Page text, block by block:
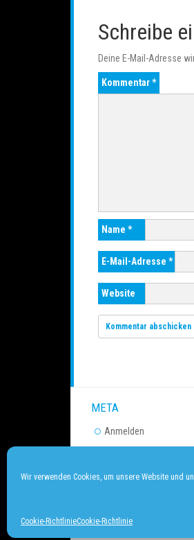
Wir verwenden Cookies, um unsere Website und
Cookie-RichtlinieCookie-Richtlinie
Schreibe
Deine E-Mail-Adresse
Kommentar*
Name *
E-Mail-Adresse *
Website
META
Anmelden
Kommentar-Feed